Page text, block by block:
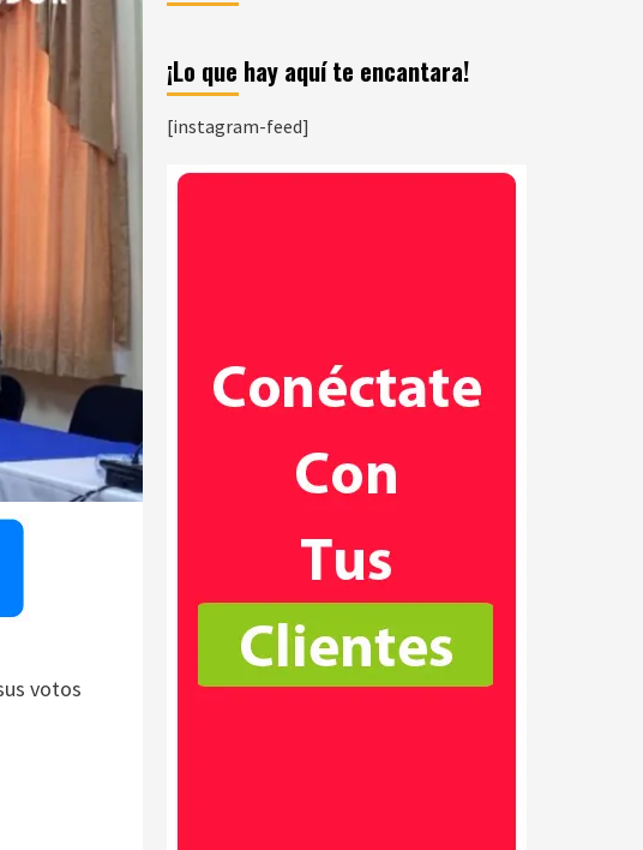
votos
¡Lo que hay aquí te encantara!
[instagram-feed]